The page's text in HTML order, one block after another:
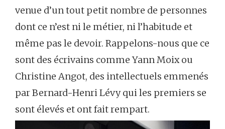
venue d’un tout petit nombre de personnes
dont ce n’est ni le métier, ni l’habitude et
même pas le devoir. Rappelons-nous que ce
sont des écrivains comme Yann Moix ou
Christine Angot, des intellectuels emmenés
par Bernard-Henri Lévy qui les premiers se
sont élevés et ont fait rempart.